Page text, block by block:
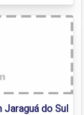
Jaraguá do Sul